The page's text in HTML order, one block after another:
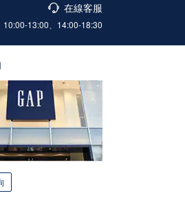
在線客服
10:00-13:00、14:00-18:30